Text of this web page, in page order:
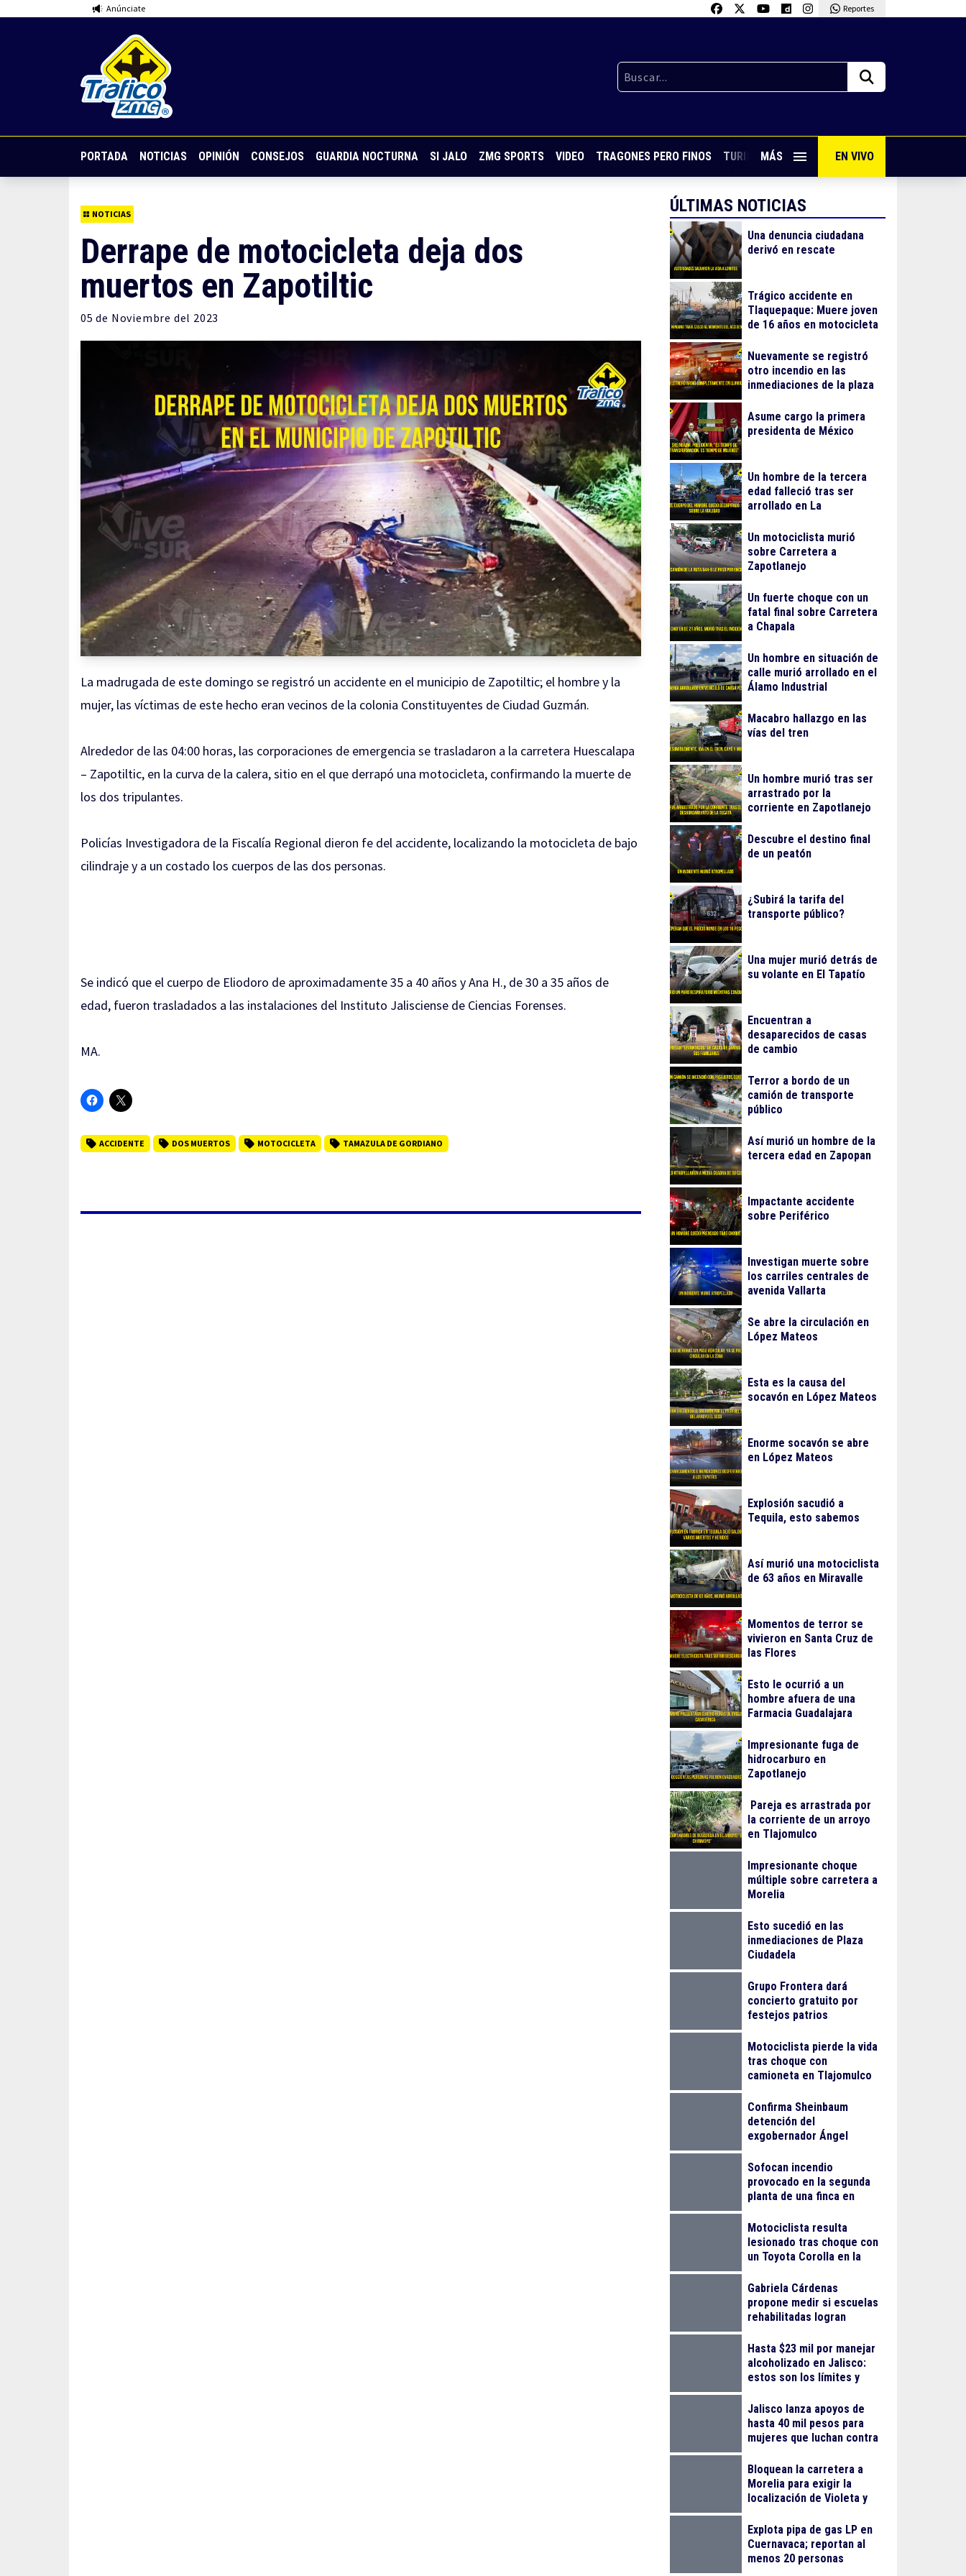
Anúnciate Reportes
PORTADA NOTICIAS OPINIÓN CONSEJOS GUARDIA NOCTURNA SI JALO ZMG SPORTS VIDEO TRAGONES PERO FINOS TURISMO CON SABOR VIVE PUERTO VALLARTA
MÁS EN VIVO
NOTICIAS
Derrape de motocicleta deja dos
muertos en Zapotiltic
05 de Noviembre del 2023
La madrugada de este domingo se registró un accidente en el municipio de Zapotiltic; el hombre y la
mujer, las víctimas de este hecho eran vecinos de la colonia Constituyentes de Ciudad Guzmán.
Alrededor de las 04:00 horas, las corporaciones de emergencia se trasladaron a la carretera Huescalapa
– Zapotiltic, en la curva de la calera, sitio en el que derrapó una motocicleta, confirmando la muerte de
los dos tripulantes.
Policías Investigadora de la Fiscalía Regional dieron fe del accidente, localizando la motocicleta de bajo
cilindraje y a un costado los cuerpos de las dos personas.
Se indicó que el cuerpo de Eliodoro de aproximadamente 35 a 40 años y Ana H., de 30 a 35 años de
edad, fueron trasladados a las instalaciones del Instituto Jalisciense de Ciencias Forenses.
MA.
ACCIDENTE DOS MUERTOS MOTOCICLETA TAMAZULA DE GORDIANO
ÚLTIMAS NOTICIAS
Una denuncia ciudadana
derivó en rescate
Trágico accidente en
Tlaquepaque: Muere joven
de 16 años en motocicleta
Nuevamente se registró
otro incendio en las
inmediaciones de la plaza
Asume cargo la primera
presidenta de México
Un hombre de la tercera
edad falleció tras ser
arrollado en La
Un motociclista murió
sobre Carretera a
Zapotlanejo
Un fuerte choque con un
fatal final sobre Carretera
a Chapala
Un hombre en situación de
calle murió arrollado en el
Álamo Industrial
Macabro hallazgo en las
vías del tren
Un hombre murió tras ser
arrastrado por la
corriente en Zapotlanejo
Descubre el destino final
de un peatón
¿Subirá la tarifa del
transporte público?
Una mujer murió detrás de
su volante en El Tapatío
Encuentran a
desaparecidos de casas
de cambio
Terror a bordo de un
camión de transporte
público
Así murió un hombre de la
tercera edad en Zapopan
Impactante accidente
sobre Periférico
Investigan muerte sobre
los carriles centrales de
avenida Vallarta
Se abre la circulación en
López Mateos
Esta es la causa del
socavón en López Mateos
Enorme socavón se abre
en López Mateos
Explosión sacudió a
Tequila, esto sabemos
Así murió una motociclista
de 63 años en Miravalle
Momentos de terror se
vivieron en Santa Cruz de
las Flores
Esto le ocurrió a un
hombre afuera de una
Farmacia Guadalajara
Impresionante fuga de
hidrocarburo en
Zapotlanejo
Pareja es arrastrada por
la corriente de un arroyo
en Tlajomulco
Impresionante choque
múltiple sobre carretera a
Morelia
Esto sucedió en las
inmediaciones de Plaza
Ciudadela
Grupo Frontera dará
concierto gratuito por
festejos patrios
Motociclista pierde la vida
tras choque con
camioneta en Tlajomulco
Confirma Sheinbaum
detención del
exgobernador Ángel
Ayotzinapa
Sofocan incendio
provocado en la segunda
planta de una finca en
Motociclista resulta
lesionado tras choque con
un Toyota Corolla en la
Gabriela Cárdenas
propone medir si escuelas
rehabilitadas logran
escolar
Hasta $23 mil por manejar
alcoholizado en Jalisco:
estos son los límites y
Jalisco lanza apoyos de
hasta 40 mil pesos para
mujeres que luchan contra
Bloquean la carretera a
Morelia para exigir la
localización de Violeta y
Explota pipa de gas LP en
Cuernavaca; reportan al
menos 20 personas